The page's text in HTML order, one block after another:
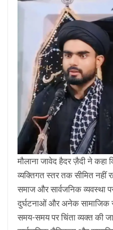
मौलाना जावेद हैदर ज़ैदी ने कहा
व्यक्तिगत स्तर तक सीमित नहीं
समाज और सार्वजनिक व्यवस्था
दुर्घटनाओं और अनेक सामाजिक
समय-समय पर चिंता व्यक्त की